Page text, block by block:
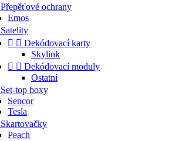
Přepěťové ochrany
Emos
Satelity
  Dekódovací karty
Skylink
  Dekódovací moduly
Ostatní
Set-top boxy
Sencor
Tesla
Skartovačky
Peach